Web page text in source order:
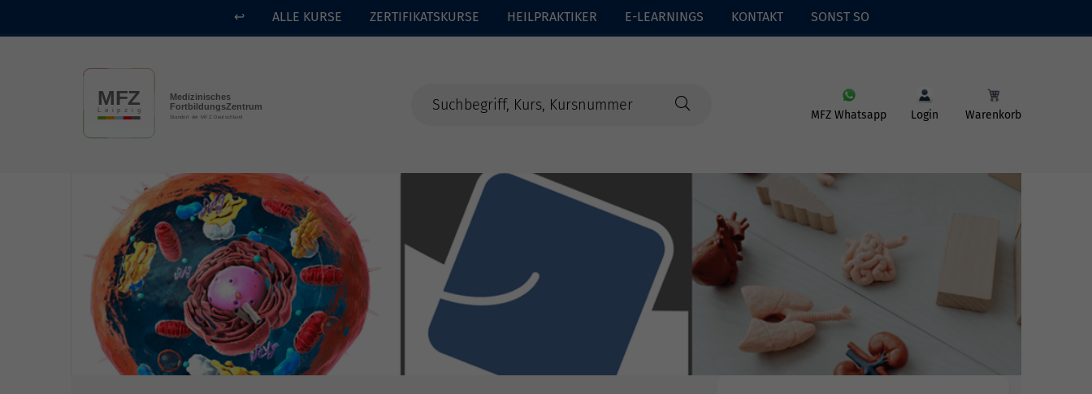
Skip to main content
↩ ALLE KURSE ZERTIFIKATSKURSE HEILPRAKTIKER E-LEARNINGS KONTAKT SONST SO
MFZ Whatsapp Login Warenkorb